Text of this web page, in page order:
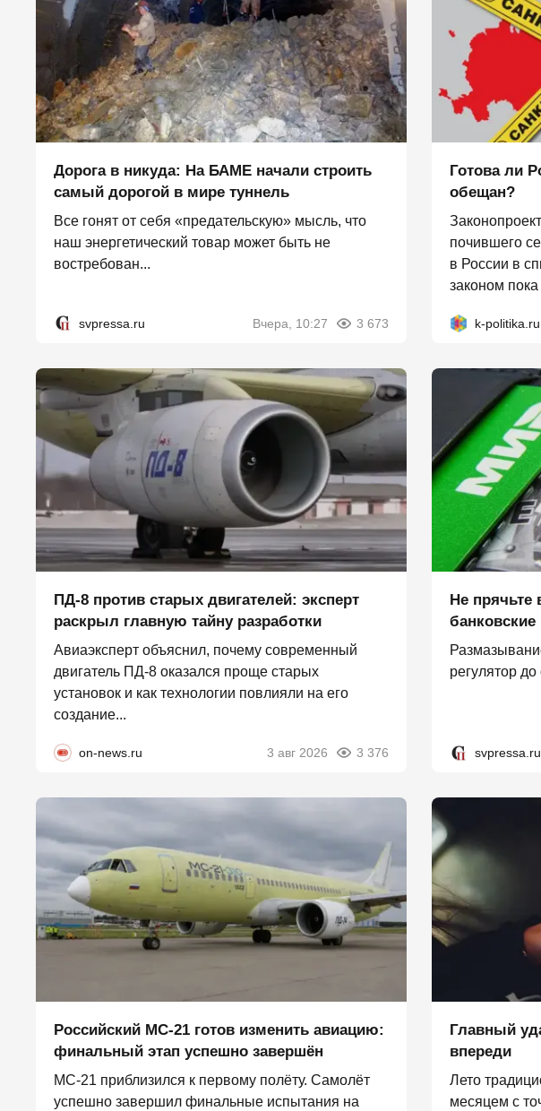
Дорога в никуда: На БАМЕ начали строить
самый дорогой в мире туннель
Все гонят от себя «предательскую» мысль, что
наш энергетический товар может быть не
востребован...
svpressa.ru Вчера, 10:27 3 673
Готова ли
обещан?
почившего
в России в
законом
k-politika.ru
ПД-8 против старых двигателей: эксперт
раскрыл главную тайну разработки
Авиаэксперт объяснил, почему современный
двигатель ПД-8 оказался проще старых
установок и как технологии повлияли на его
создание...
on-news.ru 3 авг 2026 3 376
Не
регулятор
svpressa.ru
Российский МС-21 готов изменить авиацию:
финальный этап успешно завершён
МС-21 приблизился к первому полёту. Самолёт
успешно завершил финальные испытания на
Главный
впереди
Лето
месяцем с